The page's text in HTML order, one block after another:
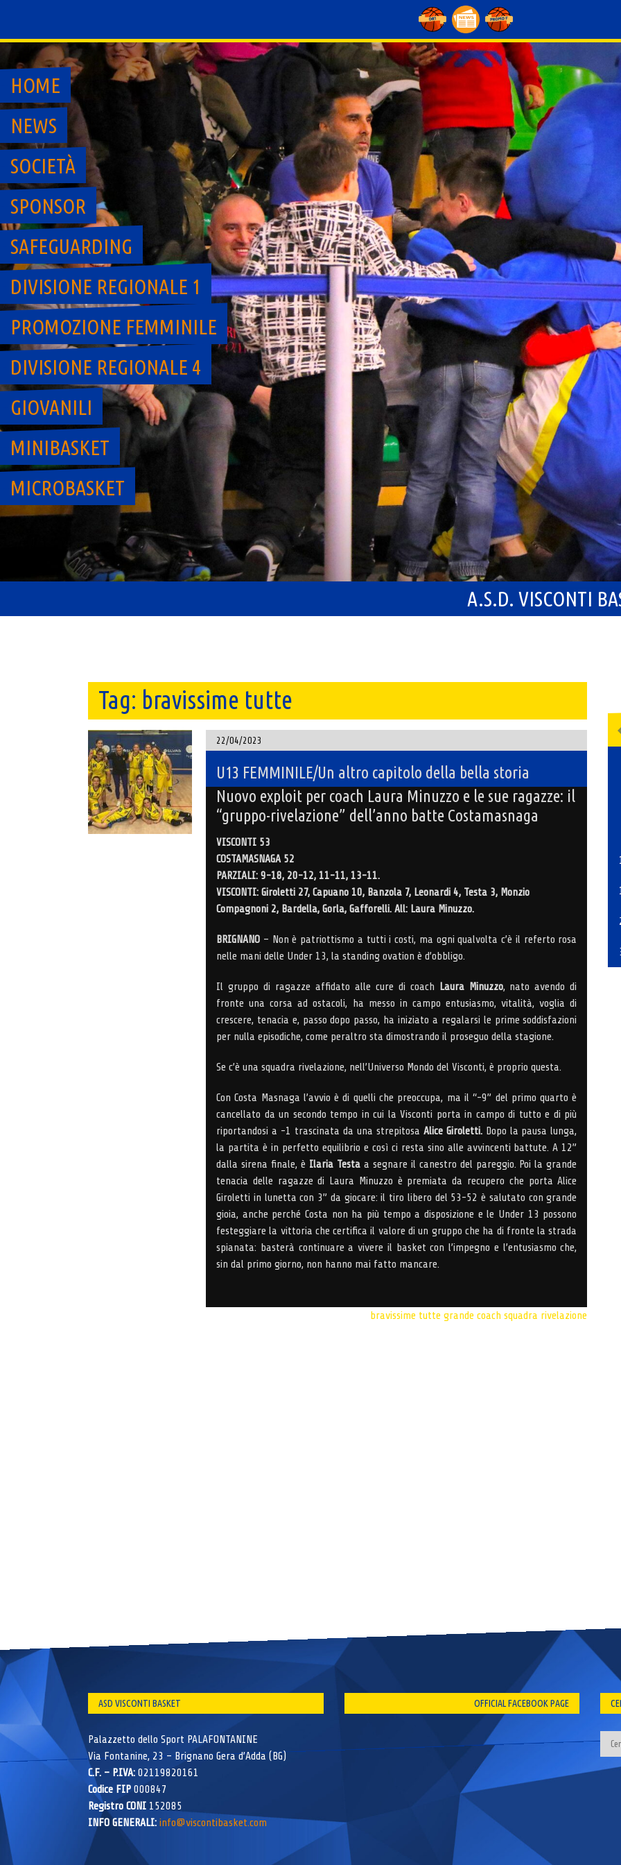
content
A.S.D. VISCONTI
HOME
NEWS
SOCIETÀ
SPONSOR
SAFEGUARDING
DIVISIONE REGIONALE 1
PROMOZIONE FEMMINILE
DIVISIONE REGIONALE 4
GIOVANILI
MINIBASKET
MICROBASKET
Tag: bravissime tutte
22/04/2023
U13 FEMMINILE/Un altro capitolo della bella storia
Nuovo exploit per coach Laura Minuzzo e le sue ragazze: il
“gruppo-rivelazione” dell’anno batte Costamasnaga
VISCONTI 53
COSTAMASNAGA 52
PARZIALI: 9-18, 20-12, 11-11, 13-11.
VISCONTI: Giroletti 27, Capuano 10, Banzola 7, Leonardi 4, Testa 3, Monzio
Compagnoni 2, Bardella, Gorla, Gafforelli. All: Laura Minuzzo.
BRIGNANO – Non è patriottismo a tutti i costi, ma ogni qualvolta c’è il referto rosa
nelle mani delle Under 13, la standing ovation è d’obbligo.
Il gruppo di ragazze affidato alle cure di coach Laura Minuzzo, nato avendo di
fronte una corsa ad ostacoli, ha messo in campo entusiasmo, vitalità, voglia di
crescere, tenacia e, passo dopo passo, ha iniziato a regalarsi le prime soddisfazioni
per nulla episodiche, come peraltro sta dimostrando il proseguo della stagione.
Se c’è una squadra rivelazione, nell’Universo Mondo del Visconti, è proprio questa.
Con Costa Masnaga l’avvio è di quelli che preoccupa, ma il “-9” del primo quarto è
cancellato da un secondo tempo in cui la Visconti porta in campo di tutto e di più
riportandosi a -1 trascinata da una strepitosa Alice Giroletti.Dopo la pausa lunga,
la partita è in perfetto equilibrio e così ci resta sino alle avvincenti battute. A 12”
dalla sirena finale, è Ilaria Testaa segnare il canestro del pareggio. Poi la grande
tenacia delle ragazze di Laura Minuzzo è premiata da recupero che porta Alice
Giroletti in lunetta con 3” da giocare: il tiro libero del 53-52 è salutato con grande
gioia, anche perché Costa non ha più tempo a disposizione e le Under 13 possono
festeggiare la vittoria che certifica il valore di un gruppo che ha di fronte la strada
spianata: basterà continuare a vivere il basket con l’impegno e l’entusiasmo che,
sin dal primo giorno, non hanno mai fatto mancare.
bravissime tutte grande coach squadra rivelazione
ASD VISCONTI BASKET
Palazzetto dello Sport PALAFONTANINE
Via Fontanine, 23 – Brignano Gera d’Adda (BG)
C.F. – P.IVA: 02119820161
Codice FIP 000847
Registro CONI 152085
INFO GENERALI: info@viscontibasket.com
OFFICIAL FACEBOOK PAGE